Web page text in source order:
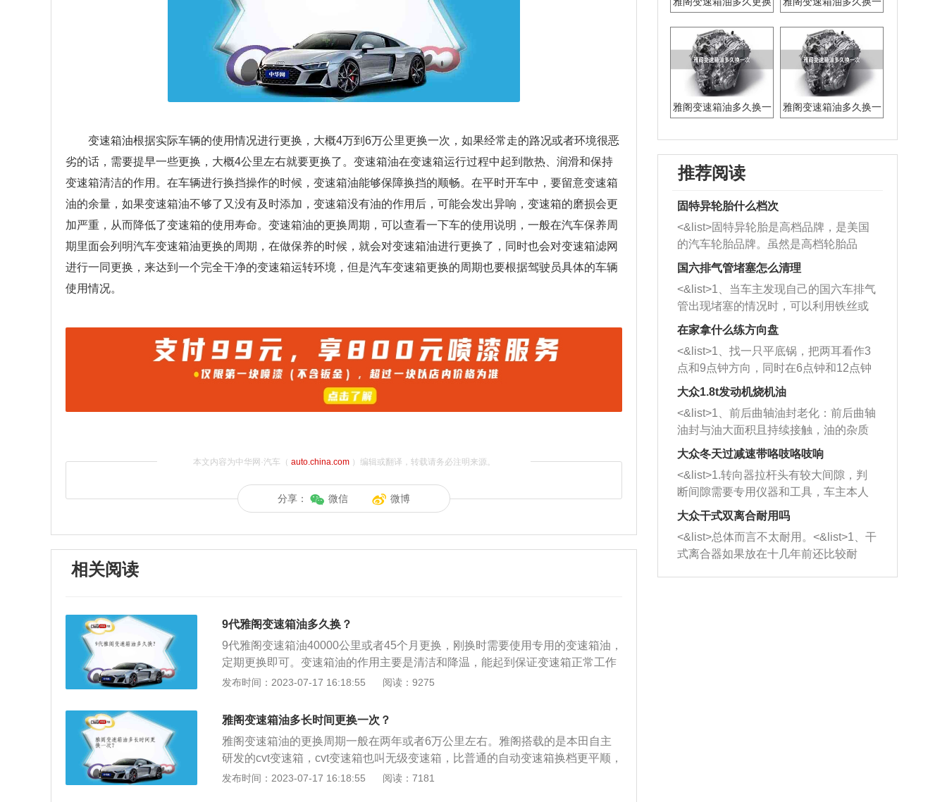
变速箱油根据实际车辆的使用情况进行更换，大概4万到6万公里更换一次，如果经常走的路况或者环境很恶
劣的话，需要提早一些更换，大概4公里左右就要更换了。变速箱油在变速箱运行过程中起到散热、润滑和保持
变速箱清洁的作用。在车辆进行换挡操作的时候，变速箱油能够保障换挡的顺畅。在平时开车中，要留意变速箱
油的余量，如果变速箱油不够了又没有及时添加，变速箱没有油的作用后，可能会发出异响，变速箱的磨损会更
加严重，从而降低了变速箱的使用寿命。变速箱油的更换周期，可以查看一下车的使用说明，一般在汽车保养周
期里面会列明汽车变速箱油更换的周期，在做保养的时候，就会对变速箱油进行更换了，同时也会对变速箱滤网
进行一同更换，来达到一个完全干净的变速箱运转环境，但是汽车变速箱更换的周期也要根据驾驶员具体的车辆
使用情况。
本文内容为中华网·汽车（ auto.china.com）编辑或翻译，转载请务必注明来源。
分享： 微信 微博
相关阅读
9代雅阁变速箱油多久换？
9代雅阁变速箱油40000公里或者45个月更换，刚换时需要使用专用的变速箱油，
定期更换即可。变速箱油的作用主要是清洁和降温，能起到保证变速箱正常工作
并延长传动装置寿命。9代雅阁的长宽高分别为4915mm、1845mm、1470mm，
进气格栅与两侧上扬式led大灯交接，具有很高的辨识度，侧面汽车线条非常流
畅，车门把手处增加了镀铬装饰条，贯穿式腰线搭配18寸轮毂，车尾部分与前脸
做到了很好的呼应。
发布时间：2023-07-17 16:18:55 阅读：9275
雅阁变速箱油多长时间更换一次？
雅阁变速箱油的更换周期一般在两年或者6万公里左右。雅阁搭载的是本田自主
研发的cvt变速箱，cvt变速箱也叫无级变速箱，比普通的自动变速箱换档更平顺，
且没有冲击感。变速箱油更换的前兆：变速箱油更换的前兆有车身抖动、换挡顿
发布时间：2023-07-17 16:18:55 阅读：7181
雅阁变速箱油多久换一
雅阁变速箱油多久换一
推荐阅读
固特异轮胎什么档次
<&list>固特异轮胎是高档品牌，是美国
的汽车轮胎品牌。虽然是高档轮胎品
牌，但是中高低端的轮胎都有生产，这
也是为了更好的开拓市场。
国六排气管堵塞怎么清理
<&list>1、当车主发现自己的国六车排气
管出现堵塞的情况时，可以利用铁丝或
者是细棍，直接将杂物给取出来，如果
堵塞情况比较严重，也可以采取应急措
施。 <&list>2、直接利用木棍将所有的
杂物推到排气管里面的位置处，然后将
三元催化器拆解开，就可以将堵塞的东
西取出来。但如果是因为积碳过多引起
的堵塞，就需要将三元催化器泡在草酸
洗剂对堵塞的情况得到解决，将清洗剂
放在燃油箱中，与燃油混合后，车辆启
动时，就可以和汽油一起进入到燃烧
室，最后形成废气排出，就可以让三元
催化器得到清洗，排气管堵塞的情况就
能够得到解决。
在家拿什么练方向盘
<&list>1、找一只平底锅，把两耳看作3
点和9点钟方向，同时在6点钟和12点钟
方向做一个标记。 <&list>2、双手握住
一圈半的练习，往右同样也要打相同的
圈数。 <&list>3、最后强调要反复练
习，这样就可以形成肌肉记忆，在真实
驾驶车辆时，不需要记忆也能打好方
向。
大众1.8t发动机烧机油
<&list>1、前后曲轴油封老化：前后曲轴
油封与油大面积且持续接触，油的杂质
和发动机内持续温度变化使其密封效果
逐渐减弱，导致渗油或漏油。<&list>2、
活塞间隙过大：积碳会使活塞环与缸体
的间隙扩大，导致机油流入燃烧室中，
造成烧机油。<&list>3、机油粘度。使用
机油粘度过小的话，同样会有烧机油现
象，机油粘度过小具有很好的流动性，
大众冬天过减速带咯吱咯吱响
<&list>1.转向器拉杆头有较大间隙，判
断间隙需要专用仪器和工具，车主本人
无法制作，需要将车辆送到修理厂或4s
店；<&list>2.车辆半轴套管防尘罩破
裂，破裂后会出现漏油现象，使半轴磨
损严重，磨损的半轴容易损坏，产生异
响；<&list>3.稳定器的转向胶套和球头
大众干式双离合耐用吗
<&list>总体而言不太耐用。<&list>1、干
式离合器如果放在十几年前还比较耐